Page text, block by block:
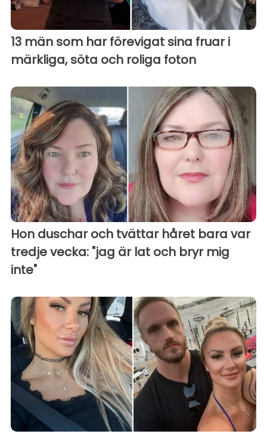
13 män som har förevigat sina fruar i
märkliga, söta och roliga foton
Hon duschar och tvättar håret bara var
tredje vecka: "jag är lat och bryr mig
inte"